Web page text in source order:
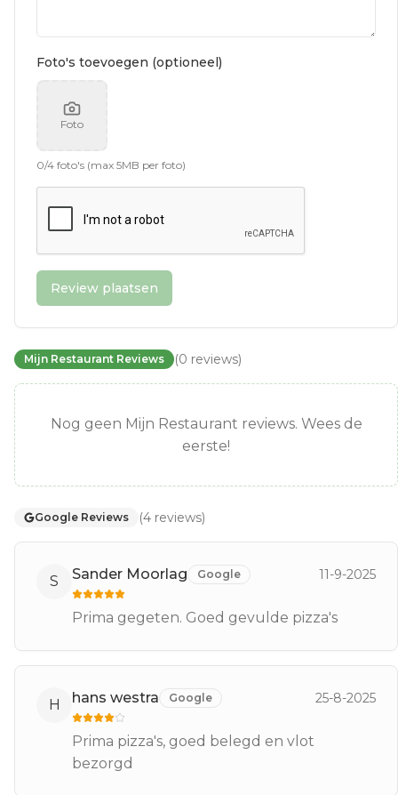
Foto's toevoegen (optioneel)
Foto
0/4 foto's (max 5MB per foto)
Review plaatsen
Mijn Restaurant Reviews (0 reviews)
Nog geen Mijn Restaurant reviews. Wees de
eerste!
Google Reviews (4 reviews)
S Sander Moorlag Google 11-9-2025
Prima gegeten. Goed gevulde pizza's
H hans westra Google 25-8-2025
Prima pizza's, goed belegd en vlot
bezorgd